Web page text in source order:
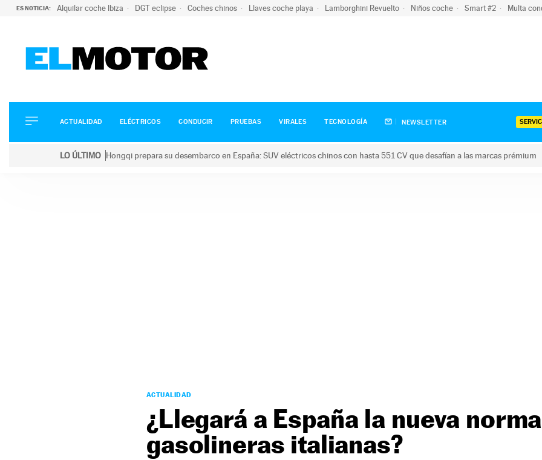
ES NOTICIA: Alquilar coche Ibiza DGT eclipse Coches chinos Llaves coche playa Lamborghini Revuelto Niños coche Smart #2 Multa
ELÉCTRICOS
CONDUCIR
ACTUALIDAD ELÉCTRICOS CONDUCIR PRUEBAS VIRALES TECNOLOGÍA NEWSLETTER
LO ÚLTIMO Hongqi prepara su desembarco en España: SUV eléctricos chinos con hasta 551 CV que desafían a las marcas prémium
ACTUALIDAD
¿Llegará a España la nueva
gasolineras italianas?